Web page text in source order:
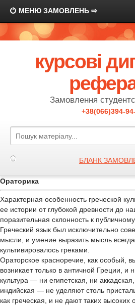
МЕНЮ ЗАМОВЛЕНЬ ⇨
курсові
Замовлення
+38(066)394-
БЛАНК
Ораторика
Характерная особенность греческой
ее истории от глубокой древности до
поразительная склонность к
Греческий язык был исключительно
мысли, и умение выразить мысль
культивировалось греками.
Ораторское красноречие, как особый,
возникает только в античной Греции, и
культура — ни египетская, ни
индийская — не уделяют столь
как греческая, и не дают таких высоких